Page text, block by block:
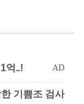
기쁨조 검사